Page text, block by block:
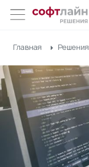
Главная Решения